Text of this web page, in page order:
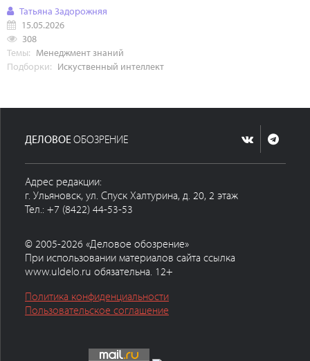
Татьяна Задорожняя
15.05.2026
308
Темы: Менеджмент знаний
Подборки: Искуственный интеллект
ДЕЛОВОЕОБОЗРЕНИЕ
Адрес редакции:
г. Ульяновск, ул. Спуск Халтурина, д. 20, 2 этаж
Тел.: +7 (8422) 44-53-53
© 2005-2026 «Деловое обозрение»
При использовании материалов сайта ссылка
www.uldelo.ru обязательна. 12+
Политика конфиденциальности
Пользовательское соглашение